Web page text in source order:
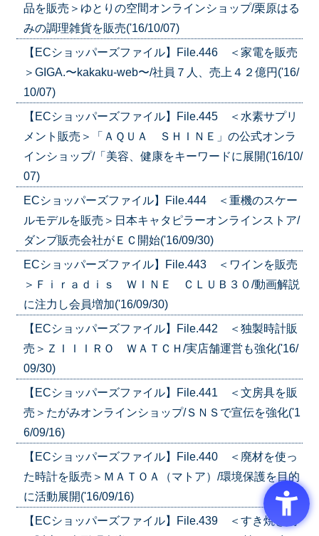
品を販売＞ゆとりの空間オンラインショップ/栗原はる
みの調理雑貨を販売('16/10/07)
【ECショッパーズファイル】File.446 ＜家電を販売
＞GIGA.〜kakaku-web〜/社員７人、売上４２億円('16/
10/07)
【ECショッパーズファイル】File.445 ＜水素サプリ
メント販売＞「ＡＱＵＡ ＳＨＩＮＥ」の公式オンラ
インショップ/「美容、健康をキーワードに展開('16/10/
07)
ECショッパーズファイル】File.444 ＜重機のスケー
ルモデルを販売＞日本キャタピラーオンラインストア/
ダンプ販売会社がＥＣ開始('16/09/30)
ECショッパーズファイル】File.443 ＜ワインを販売
＞Ｆｉｒａｄｉｓ ＷＩＮＥ ＣＬＵＢ３０/動画解説
に注力し会員増加('16/09/30)
【ECショッパーズファイル】File.442 ＜独製時計販
売＞ＺＩＩＩＲＯ ＷＡＴＣＨ/実店舗運営も強化('16/
09/30)
【ECショッパーズファイル】File.441 ＜文房具を販
売＞たがみオンラインショップ/ＳＮＳで宣伝を強化('1
6/09/16)
【ECショッパーズファイル】File.440 ＜廃材を使っ
た時計を販売＞ＭＡＴＯＡ（マトア）/環境保護を目的
に活動展開('16/09/16)
【ECショッパーズファイル】File.439 ＜すき焼き肉